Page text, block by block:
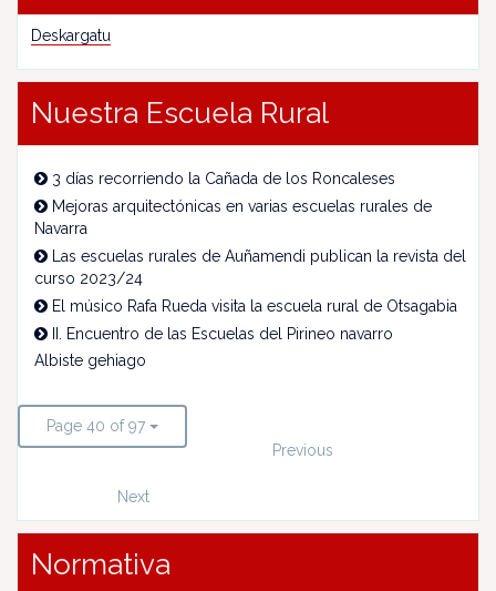
Deskargatu
Nuestra Escuela Rural
3 días recorriendo la Cañada de los Roncaleses
Mejoras arquitectónicas en varias escuelas rurales de
Navarra
Las escuelas rurales de Auñamendi publican la revista del
curso 2023/24
El músico Rafa Rueda visita la escuela rural de Otsagabia
II. Encuentro de las Escuelas del Pirineo navarro
Albiste gehiago
Page 40 of 97
Previous
Next
Normativa